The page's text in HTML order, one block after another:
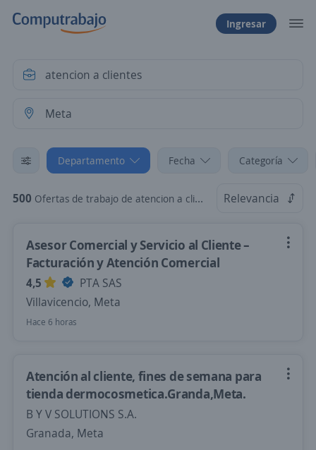
Ingresar
Departamento Fecha Categoría
500 Ofertas de trabajo de atencion a clientes en Meta Relevancia
Asesor Comercial y Servicio al Cliente –
Facturación y Atención Comercial
4,5
PTA SAS
Villavicencio, Meta
Hace 6 horas
Atención al cliente, fines de semana para
tienda dermocosmetica.Granda,Meta.
B Y V SOLUTIONS S.A.
Granada, Meta